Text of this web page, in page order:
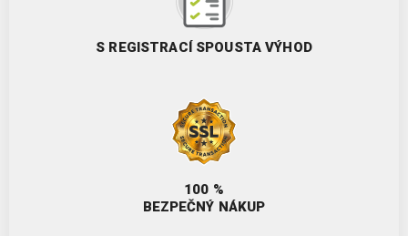
S REGISTRACÍ SPOUSTA VÝHOD
100 %
BEZPEČNÝ NÁKUP